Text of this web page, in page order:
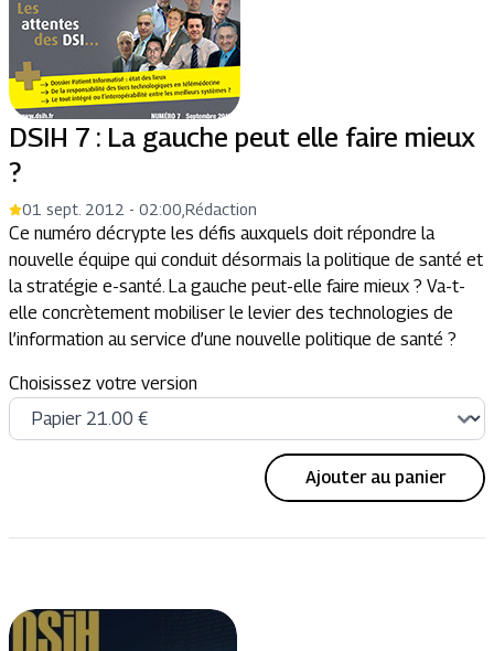
DSIH 7 : La gauche peut elle faire mieux
?
01 sept. 2012 - 02:00 Rédaction
Ce numéro décrypte les défis auxquels doit répondre la
nouvelle équipe qui conduit désormais la politique de santé et
la stratégie e-santé. La gauche peut-elle faire mieux ? Va-t-
elle concrètement mobiliser le levier des technologies de
l’information au service d’une nouvelle politique de santé ?
Choisissez votre version
Ajouter au panier